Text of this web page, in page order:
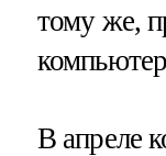
тому же,
В апреле